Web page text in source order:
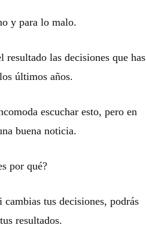
y para lo malo.
resultado las decisiones que has
últimos años.
escuchar esto, pero en
buena noticia.
por qué?
tus decisiones, podrás
resultados.